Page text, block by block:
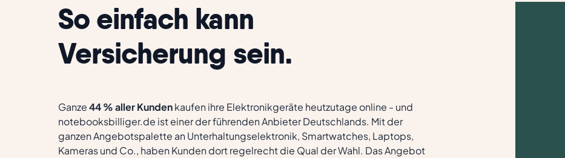
So einfach kann
Versicherung sein.
Ganze44 % aller Kundenkaufen ihre Elektronikgeräte heutzutage online - und
notebooksbilliger.de ist einer der führenden Anbieter Deutschlands. Mit der
ganzen Angebotspalette an Unterhaltungselektronik, Smartwatches, Laptops,
Kameras und Co., haben Kunden dort regelrecht die Qual der Wahl. Das Angebot